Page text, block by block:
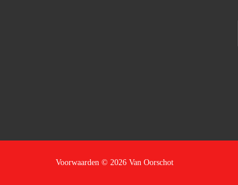
Voorwaarden © 2026 Van Oorschot